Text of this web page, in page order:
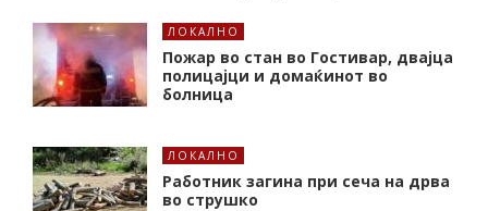
ЛОКАЛНО
Пожар во стан во Гостивар, двајца
полицајци и домаќинот во
болница
ЛОКАЛНО
Работник загина при сеча на дрва
во струшко